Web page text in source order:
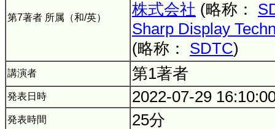
第7著者 所属（和/英）
株式会社 (略称：
Sharp Display
(略称： SDTC)
講演者 第1著者
発表日時 2022-07-29
発表時間 25分